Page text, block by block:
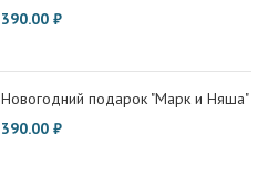
390.00 ₽
Новогодний подарок "Марк и Няша"
390.00 ₽